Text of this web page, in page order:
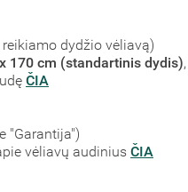
dydžio vėliavą)
170 cm (standartinis dydis)
ČIA
"Garantija")
vėliavų audinius ČIA